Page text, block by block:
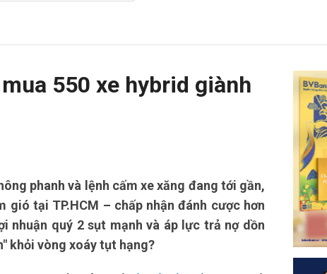
550 xe hybrid giành
phanh và lệnh cấm xe xăng đang tới gần,
tại TP.HCM – chấp nhận đánh cược hơn
nhuận quý 2 sụt mạnh và áp lực trả nợ dồn
khỏi vòng xoáy tụt hạng?